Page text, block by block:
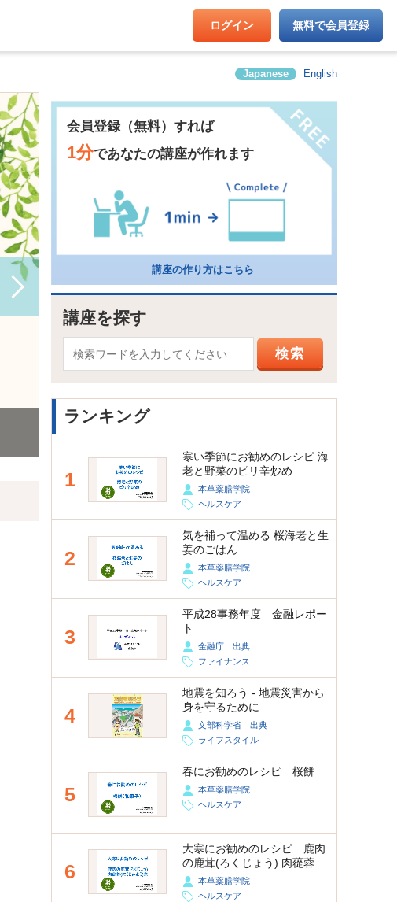
ログイン 無料で会員登録
Japanese English
会員登録（無料）すれば
1分であなたの講座が作れます
講座の作り方はこちら
講座を探す
ランキング
1
寒い季節にお勧めのレシピ 海
老と野菜のピリ辛炒め
本草薬膳学院
ヘルスケア
2
気を補って温める 桜海老と生
姜のごはん
本草薬膳学院
ヘルスケア
3
平成28事務年度 金融レポー
ト
金融庁 出典
ファイナンス
4
地震を知ろう - 地震災害から
身を守るために
文部科学省 出典
ライフスタイル
5
春にお勧めのレシピ 桜餅
本草薬膳学院
ヘルスケア
6
大寒にお勧めのレシピ 鹿肉
の鹿茸(ろくじょう) 肉蓯蓉
(にくじゅよう)煮
本草薬膳学院
ヘルスケア